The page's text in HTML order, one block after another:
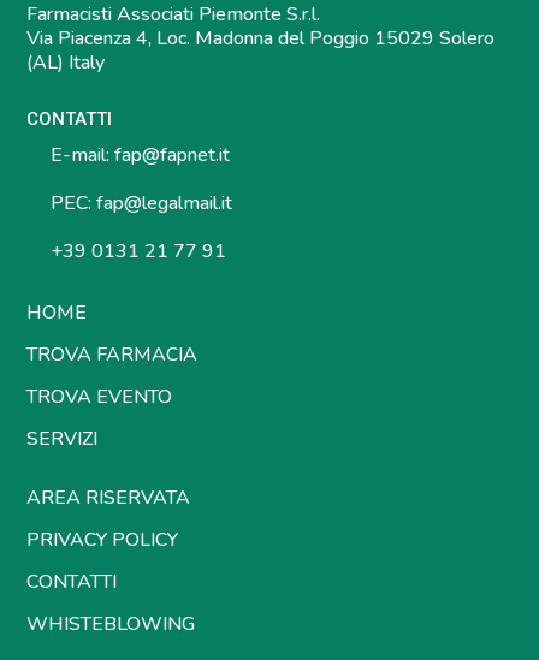
Farmacisti Associati Piemonte S.r.l.
Via Piacenza 4, Loc. Madonna del Poggio 15029 Solero
(AL) Italy
CONTATTI
E-mail: fap@fapnet.it
PEC: fap@legalmail.it
+39 0131 21 77 91
HOME
TROVA FARMACIA
TROVA EVENTO
SERVIZI
AREA RISERVATA
PRIVACY POLICY
CONTATTI
WHISTEBLOWING